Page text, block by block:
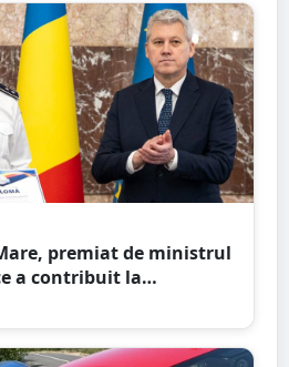
premiat de ministrul
a contribuit la
rețele de contrabandă